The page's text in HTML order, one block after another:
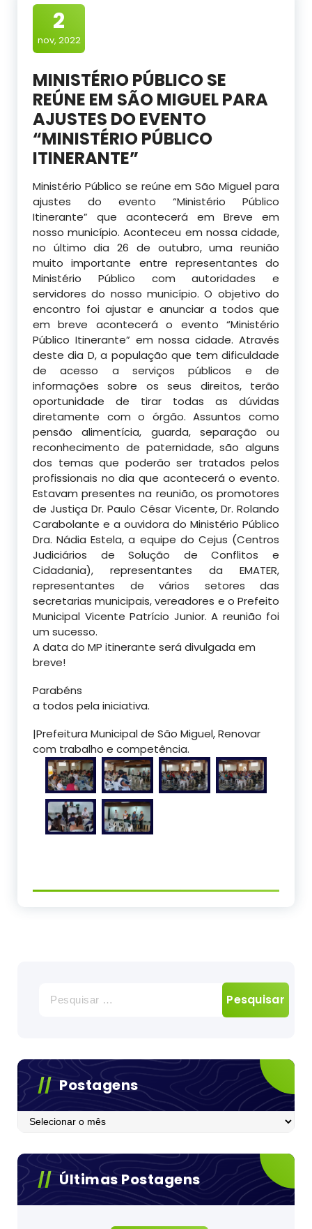
2
nov, 2022
MINISTÉRIO PÚBLICO SE
REÚNE EM SÃO MIGUEL PARA
AJUSTES DO EVENTO
“MINISTÉRIO PÚBLICO
ITINERANTE”
Ministério Público se reúne em São Miguel para
ajustes do evento “Ministério Público
Itinerante” que acontecerá em Breve em
nosso município. Aconteceu em nossa cidade,
no último dia 26 de outubro, uma reunião
muito importante entre representantes do
Ministério Público com autoridades e
servidores do nosso município. O objetivo do
encontro foi ajustar e anunciar a todos que
em breve acontecerá o evento “Ministério
Público Itinerante” em nossa cidade. Através
deste dia D, a população que tem dificuldade
de acesso a serviços públicos e de
informações sobre os seus direitos, terão
oportunidade de tirar todas as dúvidas
diretamente com o órgão. Assuntos como
pensão alimentícia, guarda, separação ou
reconhecimento de paternidade, são alguns
dos temas que poderão ser tratados pelos
profissionais no dia que acontecerá o evento.
Estavam presentes na reunião, os promotores
de Justiça Dr. Paulo César Vicente, Dr. Rolando
Carabolante e a ouvidora do Ministério Público
Dra. Nádia Estela, a equipe do Cejus (Centros
Judiciários de Solução de Conflitos e
Cidadania), representantes da EMATER,
representantes de vários setores das
secretarias municipais, vereadores e o Prefeito
Municipal Vicente Patrício Junior. A reunião foi
um sucesso.
A data do MP itinerante será divulgada em
breve!
Parabéns
a todos pela iniciativa.
|Prefeitura Municipal de São Miguel, Renovar
com trabalho e competência.
por:
Postagens
Postagens
Últimas Postagens